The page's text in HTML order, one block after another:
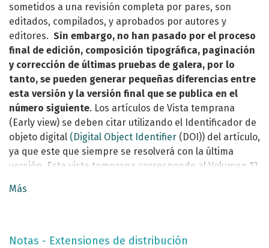
sometidos a una revisión completa por pares, son
editados, compilados, y aprobados por autores y
editores. Sin embargo, no han pasado por el proceso
final de edición, composición tipográfica, paginación
y corrección de últimas pruebas de galera, por lo
tanto, se pueden generar pequeñas diferencias entre
esta versión y la versión final que se publica en el
número siguiente. Los artículos de Vista temprana
(Early view) se deben citar utilizando el Identificador de
objeto digital (Digital Object Identifier (DOI)) del artículo,
ya que este que siempre se resolverá con la última
versión. Esta vista temprana corresponde al Volumen 12
Más
Notas - Extensiones de distribución